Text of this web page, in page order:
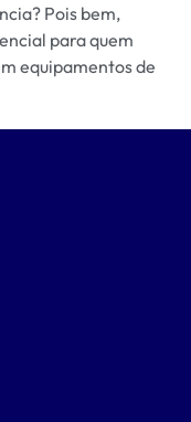
Pois bem,
para quem
equipamentos de